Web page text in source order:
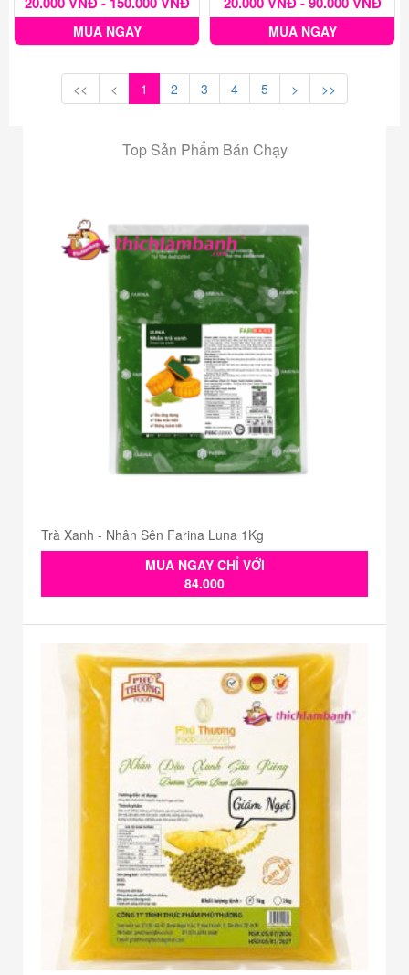
MUA NGAY MUA NGAY
<< < 1 2 3 4 5 > >>
Top Sản Phẩm Bán Chạy
Trà Xanh - Nhân Sên Farina Luna 1Kg
MUA NGAY CHỈ VỚI
84.000